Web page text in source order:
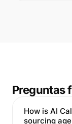
Preguntas
How is AI
sourcing